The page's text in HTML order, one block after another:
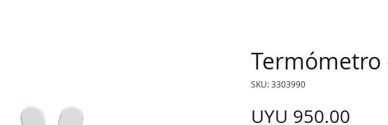
Termómetro
SKU: 3303990
UYU 950.00